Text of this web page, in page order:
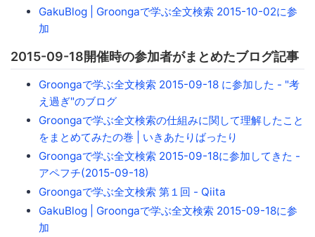
GakuBlog | Groongaで学ぶ全文検索 2015-10-02に参
加
2015-09-18開催時の参加者がまとめたブログ記事
Groongaで学ぶ全文検索 2015-09-18 に参加した - "考
え過ぎ"のブログ
Groongaで学ぶ全文検索の仕組みに関して理解したこと
をまとめてみたの巻 | いきあたりばったり
Groongaで学ぶ全文検索 2015-09-18に参加してきた -
アペフチ(2015-09-18)
Groongaで学ぶ全文検索 第１回 - Qiita
GakuBlog | Groongaで学ぶ全文検索 2015-09-18に参
加